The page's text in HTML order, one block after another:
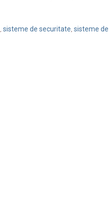
, sisteme de securitate, sisteme de